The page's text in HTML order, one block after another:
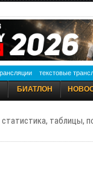
текстовые
БИАТЛОН
таблицы,